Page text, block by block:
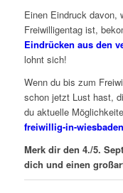
Einen Eindruck davon,
Freiwilligentag ist,
Eindrücken aus den
lohnt sich!
Wenn du bis zum
schon jetzt Lust hast,
du aktuelle
freiwillig-in-
Merk dir den 4./5.
dich und einen